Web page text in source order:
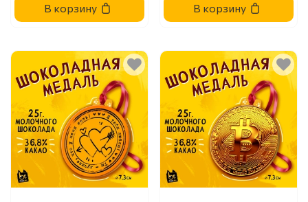
В корзину В корзину